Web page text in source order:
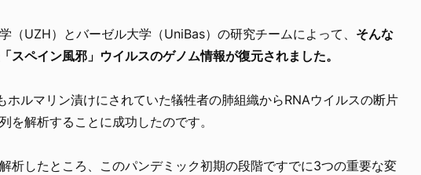
（UZH）とバーゼル大学（UniBas）の研究チームによって、 そんな
スペイン風邪」ウイルスのゲノム情報が復元されました。
ホルマリン漬けにされていた犠牲者の肺組織からRNAウイルスの断片
を解析することに成功したのです。
析したところ、このパンデミック初期の段階ですでに3つの重要な変